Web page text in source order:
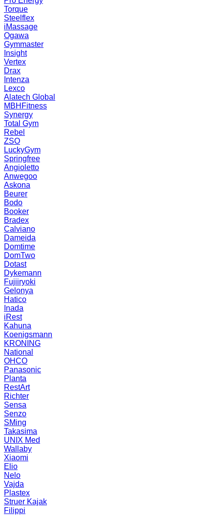
Torque
Steelflex
iMassage
Ogawa
Gymmaster
Insight
Vertex
Drax
Intenza
Lexco
Alatech Global
MBHFitness
Synergy
Total Gym
Rebel
ZSO
LuckyGym
Springfree
Angioletto
Anwegoo
Askona
Beurer
Bodo
Booker
Bradex
Calviano
Dameida
Domtime
DomTwo
Dotast
Dykemann
Fujiiryoki
Gelonya
Hatico
Inada
iRest
Kahuna
Koenigsmann
KRONING
National
OHCO
Panasonic
Planta
RestArt
Richter
Sensa
Senzo
SMing
Takasima
UNIX Med
Wallaby
Xiaomi
Elio
Nelo
Vajda
Plastex
Struer Kajak
Filippi